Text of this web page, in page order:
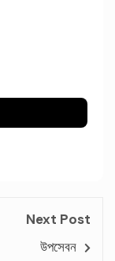
Next Post
উপসেবন